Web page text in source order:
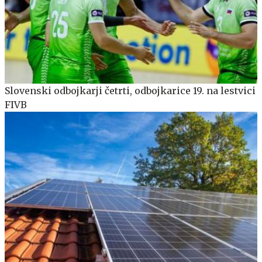
Slovenski odbojkarji četrti, odbojkarice 19. na lestvici
FIVB